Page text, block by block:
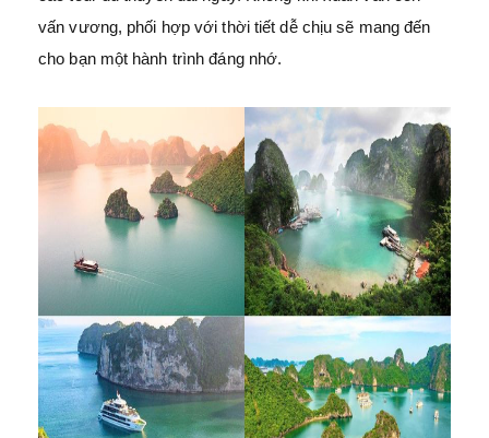
vấn vương, phối hợp với thời tiết dễ chịu sẽ mang đến
cho bạn một hành trình đáng nhớ.